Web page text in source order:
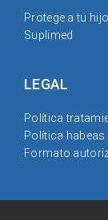
Protege a tu
Suplimed
LEGAL
Política
Política habeas
Formato